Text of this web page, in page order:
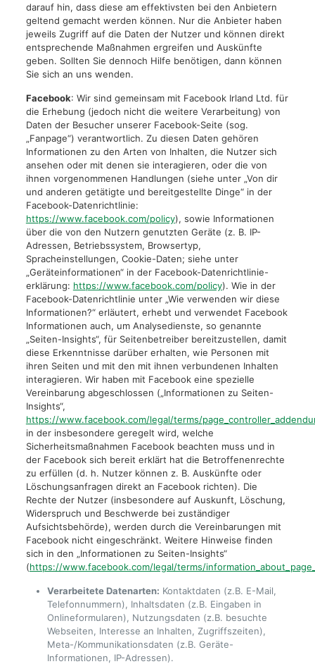
darauf hin, dass diese am effektivsten bei den Anbietern
geltend gemacht werden können. Nur die Anbieter haben
jeweils Zugriff auf die Daten der Nutzer und können direkt
entsprechende Maßnahmen ergreifen und Auskünfte
geben. Sollten Sie dennoch Hilfe benötigen, dann können
Sie sich an uns wenden.
Facebook: Wir sind gemeinsam mit Facebook Irland Ltd. für
die Erhebung (jedoch nicht die weitere Verarbeitung) von
Daten der Besucher unserer Facebook-Seite (sog.
„Fanpage“) verantwortlich. Zu diesen Daten gehören
Informationen zu den Arten von Inhalten, die Nutzer sich
ansehen oder mit denen sie interagieren, oder die von
ihnen vorgenommenen Handlungen (siehe unter „Von dir
und anderen getätigte und bereitgestellte Dinge“ in der
Facebook-Datenrichtlinie:
https://www.facebook.com/policy), sowie Informationen
über die von den Nutzern genutzten Geräte (z. B. IP-
Adressen, Betriebssystem, Browsertyp,
Spracheinstellungen, Cookie-Daten; siehe unter
„Geräteinformationen“ in der Facebook-Datenrichtlinie-
erklärung: https://www.facebook.com/policy). Wie in der
Facebook-Datenrichtlinie unter „Wie verwenden wir diese
Informationen?“ erläutert, erhebt und verwendet Facebook
Informationen auch, um Analysedienste, so genannte
„Seiten-Insights“, für Seitenbetreiber bereitzustellen, damit
diese Erkenntnisse darüber erhalten, wie Personen mit
ihren Seiten und mit den mit ihnen verbundenen Inhalten
interagieren. Wir haben mit Facebook eine spezielle
Vereinbarung abgeschlossen („Informationen zu Seiten-
Insights“,
https://www.facebook.com/legal/terms/
in der insbesondere geregelt wird, welche
Sicherheitsmaßnahmen Facebook beachten muss und in
der Facebook sich bereit erklärt hat die Betroffenenrechte
zu erfüllen (d. h. Nutzer können z. B. Auskünfte oder
Löschungsanfragen direkt an Facebook richten). Die
Rechte der Nutzer (insbesondere auf Auskunft, Löschung,
Widerspruch und Beschwerde bei zuständiger
Aufsichtsbehörde), werden durch die Vereinbarungen mit
Facebook nicht eingeschränkt. Weitere Hinweise finden
sich in den „Informationen zu Seiten-Insights“
(https://www.facebook.com/legal/terms/
Verarbeitete Datenarten: Kontaktdaten (z.B. E-Mail,
Telefonnummern), Inhaltsdaten (z.B. Eingaben in
Onlineformularen), Nutzungsdaten (z.B. besuchte
Webseiten, Interesse an Inhalten, Zugriffszeiten),
Meta-/Kommunikationsdaten (z.B. Geräte-
Informationen, IP-Adressen).